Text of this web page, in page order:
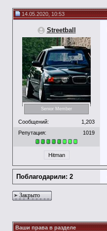
14.05.2020, 10:53
Streetball
Senior Member
Сообщений:
1,203
Репутация:
1019
Hitman
Поблагодарили: 2
Закрыто
Ваши права в разделе